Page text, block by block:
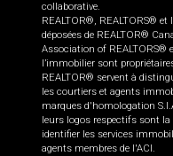
collaborative.
REALTOR®, REALTORS®
déposées de REALTOR®
Association of REALTORS®
l’immobilier sont
REALTOR® servent à
les courtiers et agents
marques d'homologation
leurs logos respectifs sont la
identifier les services
agents membres de l'ACI.